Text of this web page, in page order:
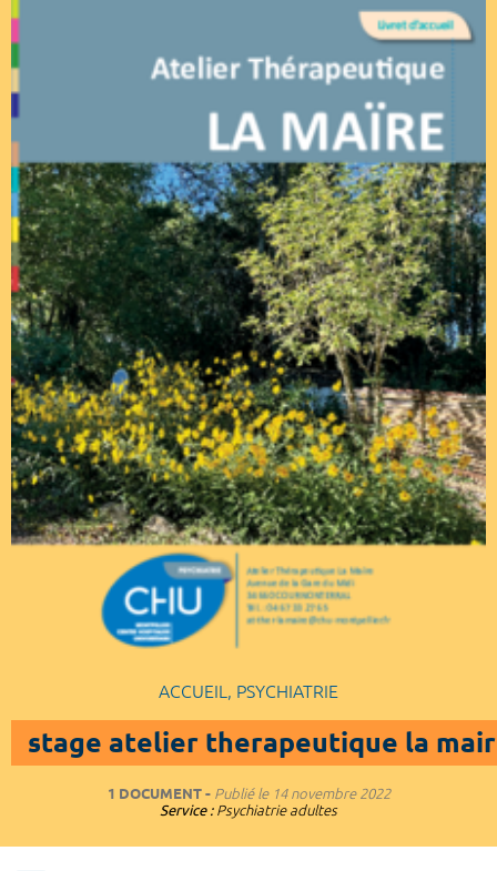
ACCUEIL, PSYCHIATRIE
stage atelier therapeutique la
1 DOCUMENT Publié le14 novembre 2022
Service : Psychiatrie adultes